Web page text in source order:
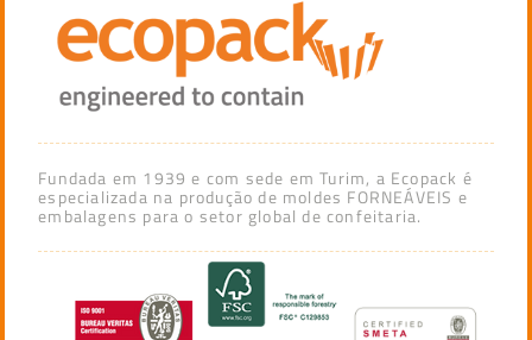
Fundada em 1939 e com sede em Turim, a Ecopack é
especializada na produção de moldes FORNEÁVEIS e
embalagens para o setor global de confeitaria.